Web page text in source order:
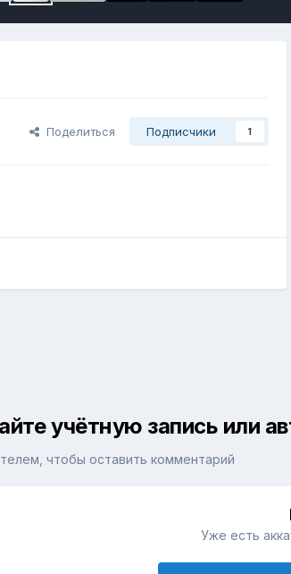
Поделиться Подписчики 1
учётную запись или
чтобы оставить комментарий
Уже есть